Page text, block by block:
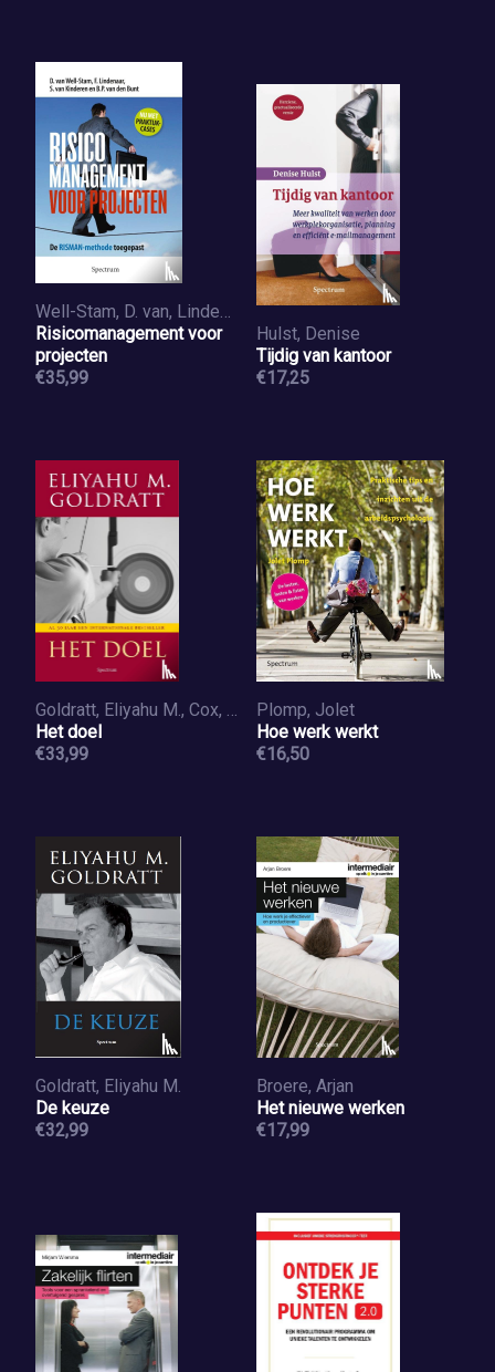
Well-Stam, D. van, Lindenaar, F., Kinderen, S. van, Bunt, B.P. van den
Risicomanagement voor
projecten
€35,99
Hulst, Denise
Tijdig van kantoor
€17,25
Goldratt, Eliyahu M., Cox, J.
Het doel
€33,99
Plomp, Jolet
Hoe werk werkt
€16,50
Goldratt, Eliyahu M.
De keuze
€32,99
Broere, Arjan
Het nieuwe werken
€17,99